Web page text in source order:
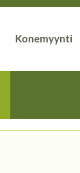
Konemyynti